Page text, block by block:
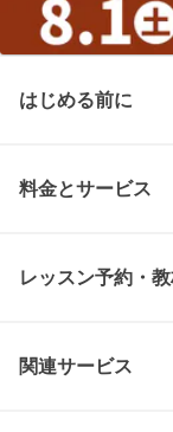
はじめる前に
料金とサービス
レッスン予約・
関連サービス